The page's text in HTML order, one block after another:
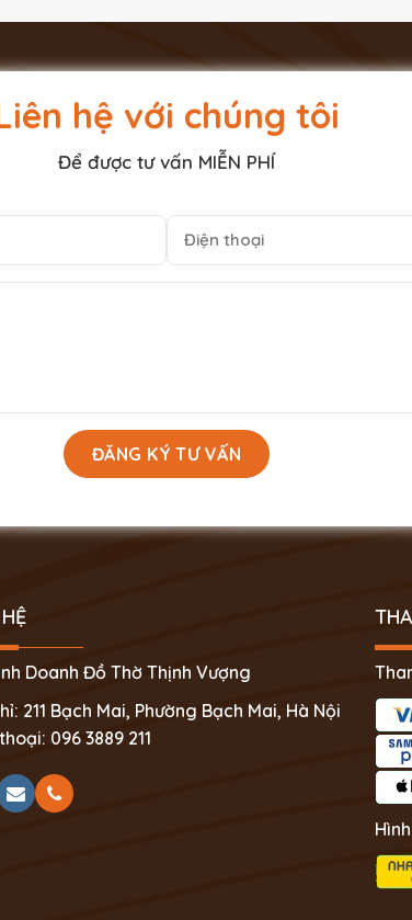
hệ với chúng tôi
Để được tư vấn MIỄN PHÍ
Doanh Đồ Thờ Thịnh Vượng
211 Bạch Mai, Phường Bạch Mai, Hà Nội
096 3889 211